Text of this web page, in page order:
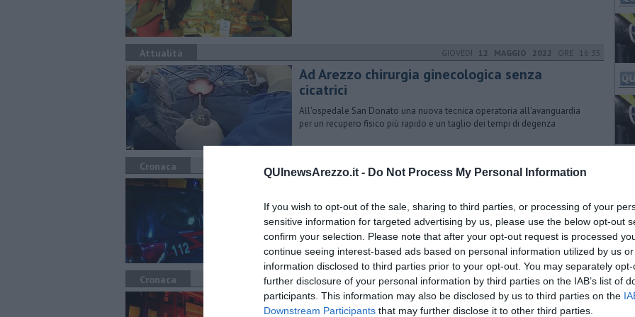
QUInewsArezzo.it - Do Not Process My Personal Information
If you wish to opt-out of the sale, sharing to third parties, or processing of your
sensitive information for targeted advertising by us, please use the below opt-out
confirm your selection. Please note that after your opt-out request is processed
continue seeing interest-based ads based on personal information utilized by us
information disclosed to third parties prior to your opt-out. You may separately
further disclosure of your personal information by third parties on the IAB’s list of
participants. This information may also be disclosed by us to third parties on the
Downstream Participants that may further disclose it to other third parties.
Attualità GIOVEDÌ 12 MAGGIO 2022 ORE 16:35
Ad Arezzo chirurgia ginecologica senza
cicatrici
All'ospedale San Donato una nuova tecnica operatoria all'avanguardia
per un recupero fisico più rapido e un taglio dei tempi di degenza
Cronaca VENERDÌ 14 OTTOBRE 2022 ORE 19:10
112
Donna di 85 anni trovata cadavere, nella villetta anche il figlio che
l’avrebbe ammazzata con un cuscino mentre dormiva. Disposta l’autopsia
Cronaca SABATO 15 OTTOBRE 2022ORE 13:30
Omicidio dell’anziana madre, c’è sgomento